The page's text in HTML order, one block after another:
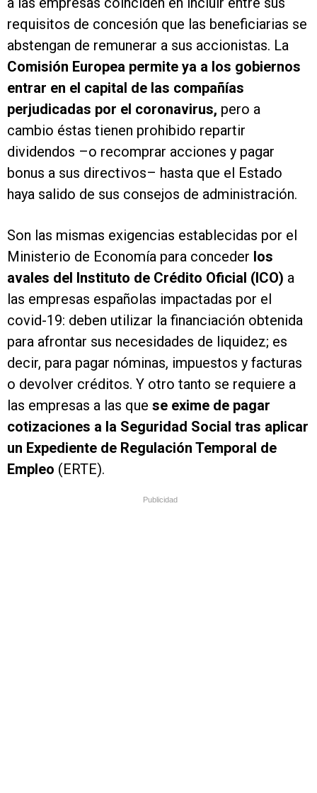
requisitos de concesión que las beneficiarias se
abstengan de remunerar a sus accionistas. La
Comisión Europea permite ya a los gobiernos
entrar en el capital de las compañías
perjudicadas por el coronavirus, pero a
cambio éstas tienen prohibido repartir
dividendos –o recomprar acciones y pagar
bonus a sus directivos– hasta que el Estado
haya salido de sus consejos de administración.
Son las mismas exigencias establecidas por el
Ministerio de Economía para conceder los
avales del Instituto de Crédito Oficial (ICO) a
las empresas españolas impactadas por el
covid-19: deben utilizar la financiación obtenida
para afrontar sus necesidades de liquidez; es
decir, para pagar nóminas, impuestos y facturas
o devolver créditos. Y otro tanto se requiere a
las empresas a las que se exime de pagar
cotizaciones a la Seguridad Social tras aplicar
un Expediente de Regulación Temporal de
Empleo (ERTE).
Publicidad